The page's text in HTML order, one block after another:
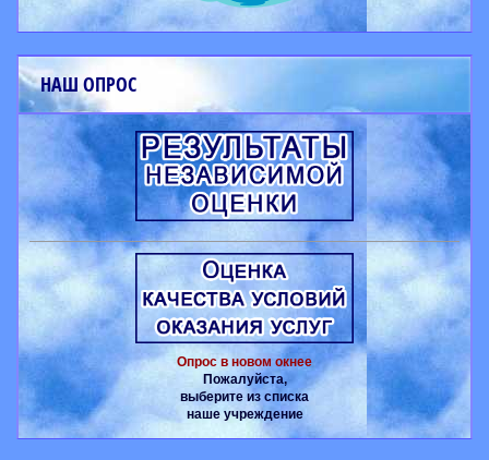
НАШ ОПРОС
Опрос в новом окнее
Пожалуйста,
выберите из списка
наше учреждение